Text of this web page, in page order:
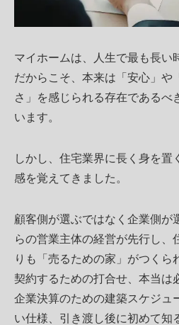
マイホームは、人生で最も長い
だからこそ、本来は「安心」や
さ」を感じられる存在であるべ
います。
しかし、住宅業界に長く身を置
感を覚えてきました。
顧客側が選ぶではなく企業側が
らの営業主体の経営が先行し、
りも「売るための家」がつくら
契約するための打合せ、本当は
企業決算のための建築スケジュ
い仕様、引き渡し後に初めて知